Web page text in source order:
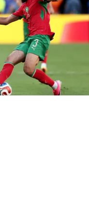
DESTAQUE
do Mundo
sábado